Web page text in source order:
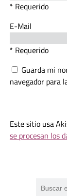
* Requerido
E-Mail
* Requerido
Guarda mi
navegador para
Este sitio usa
se procesan los